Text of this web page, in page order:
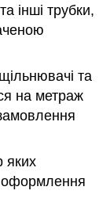
інші трубки,
та
на метраж
яких
оформлення